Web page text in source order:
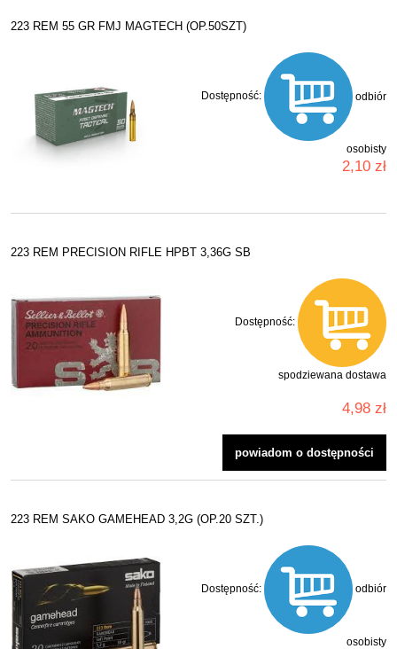
223 REM 55 GR FMJ MAGTECH (OP.50SZT)
Dostępność: odbiór
osobisty
2,10 zł
223 REM PRECISION RIFLE HPBT 3,36G SB
Dostępność:
spodziewana dostawa
4,98 zł
powiadom o dostępności
223 REM SAKO GAMEHEAD 3,2G (OP.20 SZT.)
Dostępność: odbiór
osobisty